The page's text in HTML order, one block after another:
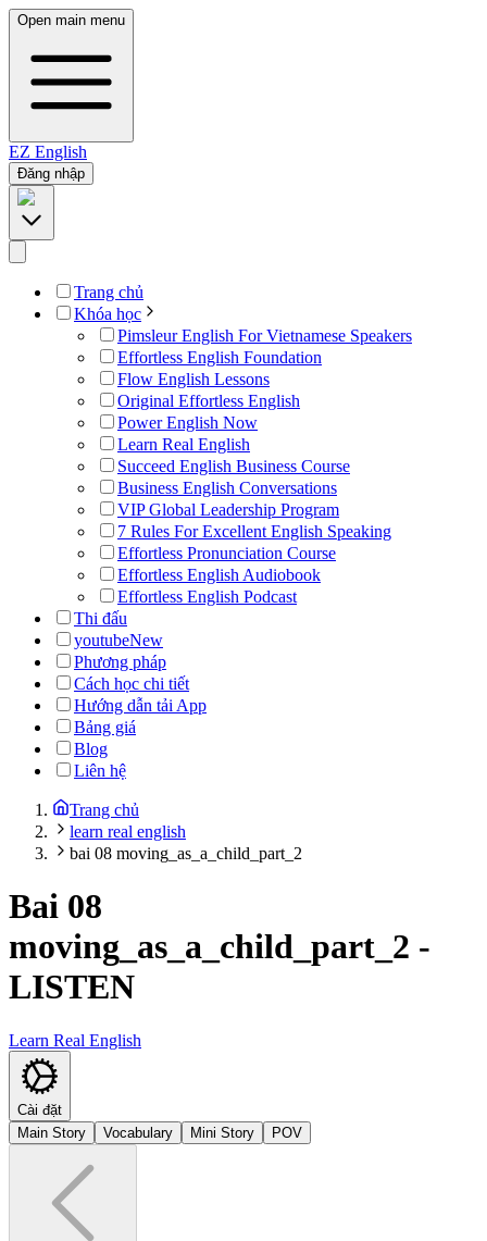
Open main menu
EZ English
Đăng nhập
Trang chủ
Khóa học
Pimsleur English For Vietnamese Speakers
Effortless English Foundation
Flow English Lessons
Original Effortless English
Power English Now
Learn Real English
Succeed English Business Course
Business English Conversations
VIP Global Leadership Program
7 Rules For Excellent English Speaking
Effortless Pronunciation Course
Effortless English Audiobook
Effortless English Podcast
Thi đấu
youtubeNew
Phương pháp
Cách học chi tiết
Hướng dẫn tải App
Bảng giá
Blog
Liên hệ
Trang chủ
learn real english
bai 08 moving_as_a_child_part_2
Bai 08
moving_as_a_child_part_2 -
LISTEN
Learn Real English
Cài đặt
Main Story
Vocabulary Mini Story POV